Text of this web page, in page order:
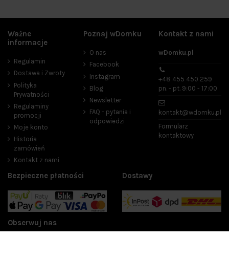
Ważne
informacje
Regulamin
Dostawa i Zwroty
Polityka
Prywatności
Regulaminy
promocji
Moje konto
Historia
zamówień
Kontakt z nami
Poznaj wDomku
O nas
Facebook
Instagram
Blog
Newsletter
FAQ - pytania i
odpowiedzi
Kontakt z nami
wDomku.pl
+48 455 450 259
pn. - pt. 9:00 - 17:00
kontakt@wdomku.pl
Formularz
kontaktowy
Bezpieczne płatności Dostawy
Obserwuj nas